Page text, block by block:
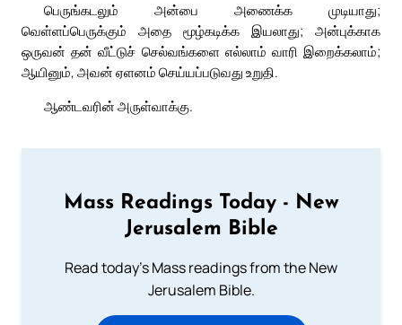
பெருங்கடலும் அன்பை அணைக்க முடியாது;
வெள்ளப்பெருக்கும் அதை மூழ்கடிக்க இயலாது; அன்புக்காக
ஒருவன் தன் வீட்டுச் செல்வங்களை எல்லாம் வாரி இறைக்கலாம்;
ஆயினும், அவன் ஏளனம் செய்யப்படுவது உறுதி.
ஆண்டவரின் அருள்வாக்கு.
Mass Readings Today - New
Jerusalem Bible
Read today's Mass readings from the New
Jerusalem Bible.